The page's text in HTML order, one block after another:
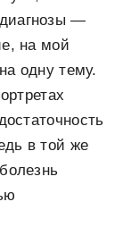
—
на мой
одну тему.
в той же